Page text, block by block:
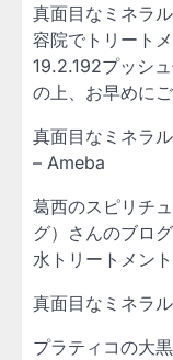
真面目なミネラ
容院でトリート
19.2.192プッシ
の上、お早めに
真面目なミネラ
– Ameba
葛西のスピリチ
グ）さんのブロ
水トリートメン
真面目なミネラ
プラティコの大